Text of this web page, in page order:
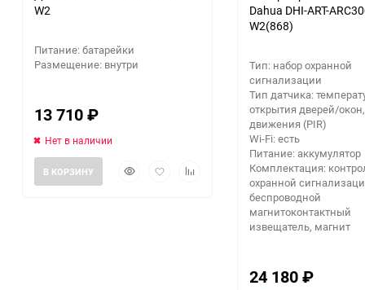
Грузоподъемное
оборудование
Гидроаккумуляторы и
расширительные баки
W2
Питание: батарейки
Размещение: внутри
13 710₽
Нет в наличии
БыстрыйДобавитьДобавить
В КОРЗИНУ
Dahua DHI-ART-
W2(868)
Тип: набор охранной
сигнализации
Тип датчика:
открытия дверей/окон,
движения (PIR)
Wi-Fi: есть
Питание: аккумулятор
Комплектация:
охранной
беспроводной
магнитоконтактный
извещатель, магнит
24 180₽